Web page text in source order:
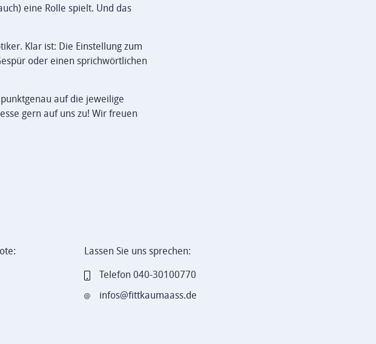
eine Rolle spielt. Und das
Klar ist: Die Einstellung zum
oder einen sprichwörtlichen
auf die jeweilige
gern auf uns zu! Wir freuen
Lassen Sie uns sprechen:
Telefon 040-30100770
infos@fittkaumaass.de